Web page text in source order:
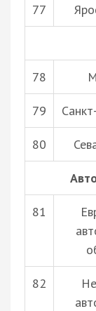
77
78
79
80
81
82